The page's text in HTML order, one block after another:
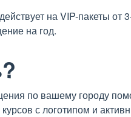
на VIP-пакеты
на год.
по вашему городу
с логотипом и